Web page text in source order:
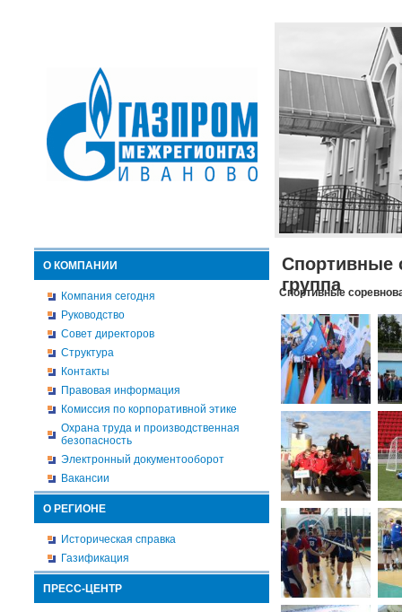
О КОМПАНИИ
Компания сегодня
Руководство
Совет директоров
Структура
Контакты
Правовая информация
Комиссия по корпоративной этике
Охрана труда и производственная
безопасность
Электронный документооборот
Вакансии
О РЕГИОНЕ
Историческая справка
Газификация
ПРЕСС-ЦЕНТР
Спортивные
группа
Спортивные